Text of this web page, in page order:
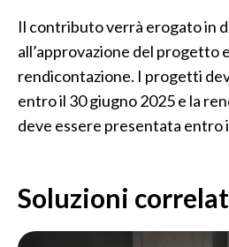
Il contributo verrà erogato in
all’approvazione del progetto
rendicontazione. I progetti
entro il 30 giugno 2025 e la
deve essere presentata entro
Soluzioni